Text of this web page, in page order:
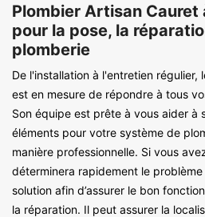
Plombier Artisan
pour la pose, la
plomberie
De l'installation à l'entretien régulier,
est en mesure de répondre à tous
Son équipe est prête à vous aider à
éléments pour votre système de
manière professionnelle. Si vous
déterminera rapidement le
solution afin d’assurer le bon
la réparation. Il peut assurer la